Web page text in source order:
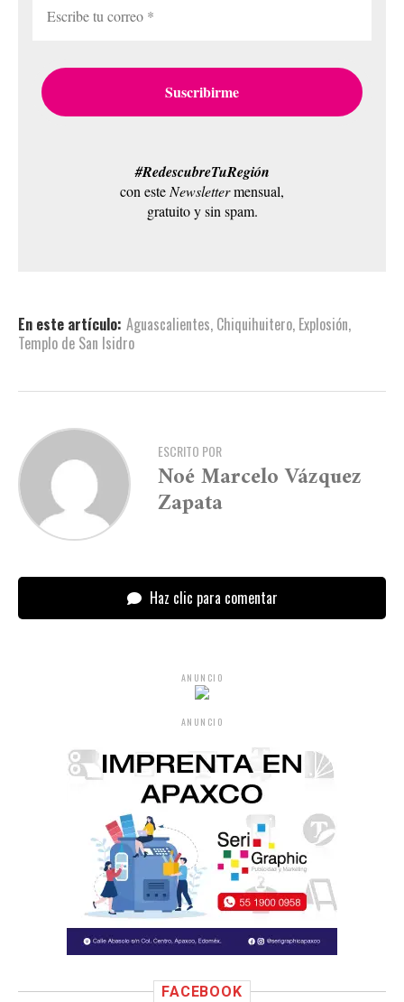
#RedescubreTuRegión
con este Newslettermensual,
gratuito y sin spam.
En este artículo: Aguascalientes, Chiquihuitero, Explosión,
Templo de San Isidro
ESCRITO POR
Noé Marcelo Vázquez
Zapata
Haz clic para comentar
ANUNCIO
ANUNCIO
FACEBOOK